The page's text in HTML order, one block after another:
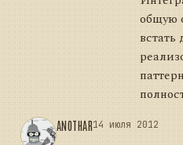
общую
встать
ANOTHAR14 июля 2012